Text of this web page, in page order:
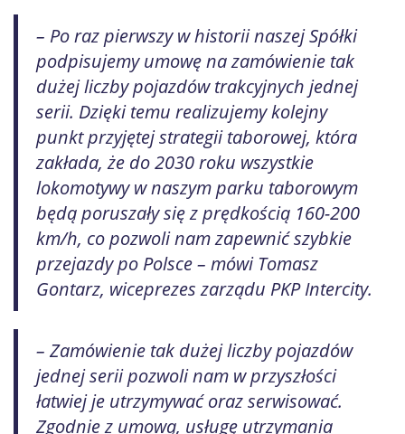
– Po raz pierwszy w historii naszej Spółki
podpisujemy umowę na zamówienie tak
dużej liczby pojazdów trakcyjnych jednej
serii. Dzięki temu realizujemy kolejny
punkt przyjętej strategii taborowej, która
zakłada, że do 2030 roku wszystkie
lokomotywy w naszym parku taborowym
będą poruszały się z prędkością 160-200
km/h, co pozwoli nam zapewnić szybkie
przejazdy po Polsce – mówi Tomasz
Gontarz, wiceprezes zarządu PKP Intercity.
– Zamówienie tak dużej liczby pojazdów
jednej serii pozwoli nam w przyszłości
łatwiej je utrzymywać oraz serwisować.
Zgodnie z umową, usługę utrzymania